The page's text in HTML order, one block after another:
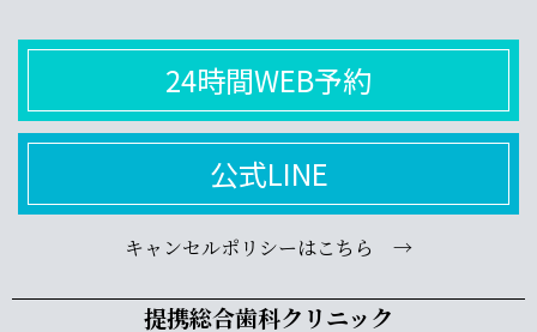
24時間WEB予約
公式LINE
キャンセルポリシーはこちら →
提携総合歯科クリニック